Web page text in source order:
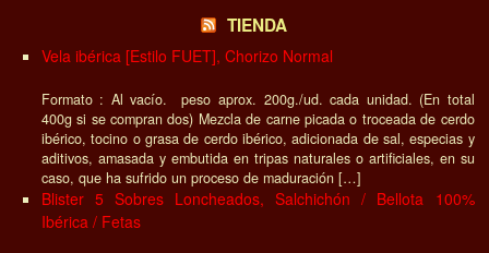
TIENDA
Vela ibérica [Estilo FUET], Chorizo Normal
Formato : Al vacío. peso aprox. 200g./ud. cada unidad. (En total
400g si se compran dos) Mezcla de carne picada o troceada de cerdo
ibérico, tocino o grasa de cerdo ibérico, adicionada de sal, especias y
aditivos, amasada y embutida en tripas naturales o artificiales, en su
caso, que ha sufrido un proceso de maduración […]
Blister 5 Sobres Loncheados, Salchichón / Bellota 100%
Ibérica / Fetas